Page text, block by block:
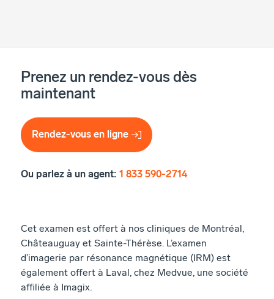
Prenez un rendez-vous dès
maintenant
Rendez-vous en ligne
Ou parlez à un agent: 1 833 590-2714
Cet examen est offert à nos cliniques de Montréal,
Châteauguay et Sainte-Thérèse. L’examen
d’imagerie par résonance magnétique (IRM) est
également offert à Laval, chez Medvue, une société
affiliée à Imagix.